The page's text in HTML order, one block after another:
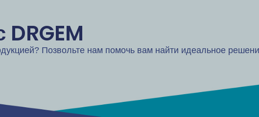
Позвольте нам помочь вам найти идеальное